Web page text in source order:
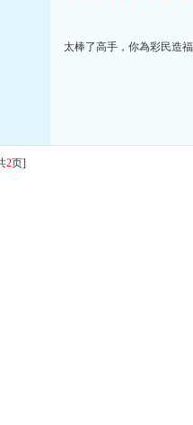
太棒了高手，你為彩民造
2页]